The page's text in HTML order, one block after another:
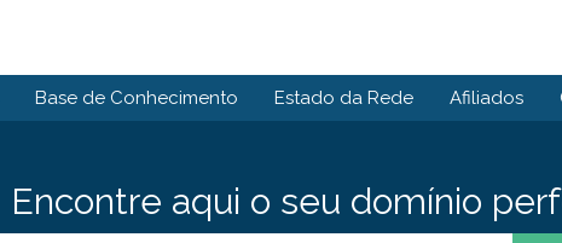
Base de Conhecimento Estado da Rede Afiliados
Encontre aqui o seu domínio